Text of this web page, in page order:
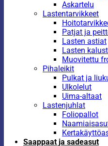
Askartelu
Lastentarvikkeet
Patjat ja
Lasten astiat
Lasten
Muovitettu
Pihaleikit
Pulkat ja
Ulkolelut
Uima-altaat
Lastenjuhlat
Foliopallot
Saappaat ja sadeasut